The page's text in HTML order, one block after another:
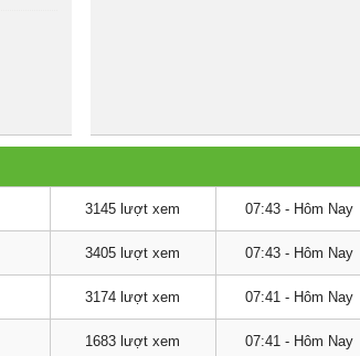
3145 lượt xem 07:43 - Hôm Nay
3405 lượt xem 07:43 - Hôm Nay
3174 lượt xem 07:41 - Hôm Nay
1683 lượt xem 07:41 - Hôm Nay